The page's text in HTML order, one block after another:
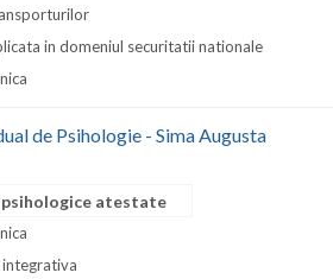
in domeniul securitatii nationale
de Psihologie - Sima Augusta
atestate